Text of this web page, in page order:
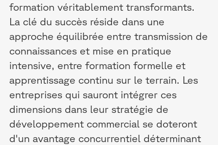
formation véritablement transformants.
La clé du succès réside dans une
approche équilibrée entre transmission de
connaissances et mise en pratique
intensive, entre formation formelle et
apprentissage continu sur le terrain. Les
entreprises qui sauront intégrer ces
dimensions dans leur stratégie de
développement commercial se doteront
d'un avantage concurrentiel déterminant